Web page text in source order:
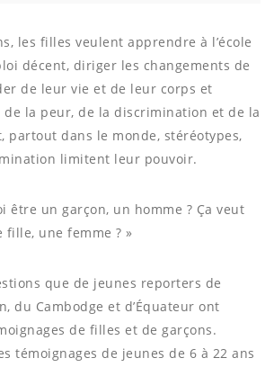
les filles veulent apprendre à l’école
décent, diriger les changements de
de leur vie et de leur corps et
de la peur, de la discrimination et de la
partout dans le monde, stéréotypes,
limitent leur pouvoir.
être un garçon, un homme ? Ça veut
une femme ? »
que de jeunes reporters de
du Cambodge et d’Équateur ont
de filles et de garçons.
témoignages de jeunes de 6 à 22 ans